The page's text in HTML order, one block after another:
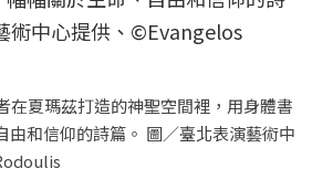
在夏瑪茲打造的神聖空間裡，用身體書
由和信仰的詩篇。 圖／臺北表演藝術中